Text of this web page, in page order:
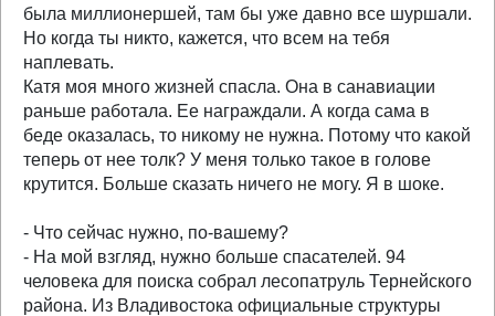
была миллионершей, там бы уже давно все шуршали.
Но когда ты никто, кажется, что всем на тебя
наплевать.
Катя моя много жизней спасла. Она в санавиации
раньше работала. Ее награждали. А когда сама в
беде оказалась, то никому не нужна. Потому что какой
теперь от нее толк? У меня только такое в голове
крутится. Больше сказать ничего не могу. Я в шоке.
- Что сейчас нужно, по-вашему?
- На мой взгляд, нужно больше спасателей. 94
человека для поиска собрал лесопатруль Тернейского
района. Из Владивостока официальные структуры